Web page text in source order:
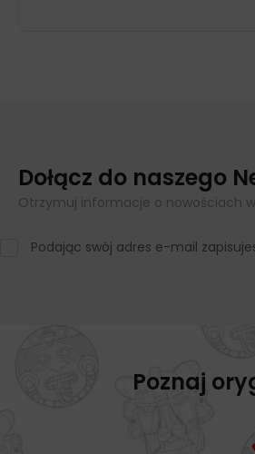
Dołącz do naszego
Otrzymuj informacje o nowościach
Podając swój adres e-mail
Poznaj